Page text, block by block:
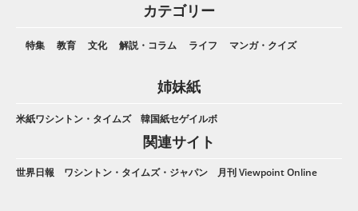
カテゴリー
特集 教育 文化 解説・コラム ライフ マンガ・クイズ
姉妹紙
米紙ワシントン・タイムズ 韓国紙セゲイルボ
関連サイト
世界日報 ワシントン・タイムズ・ジャパン 月刊 Viewpoint Online